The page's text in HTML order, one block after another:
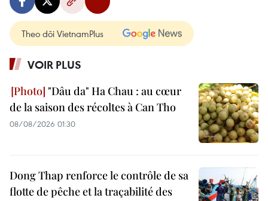
Theo dõi VietnamPlus
VOIR PLUS
"Dâu da" Ha Chau : au cœur
de la saison des récoltes à Can Tho
08/08/2026 01:30
Dong Thap renforce le contrôle de sa
flotte de pêche et la traçabilité des